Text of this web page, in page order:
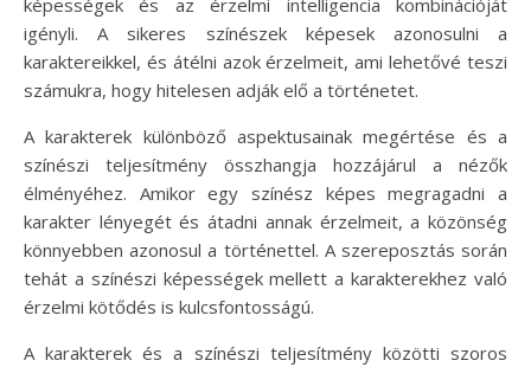
igényli. A sikeres színészek képesek azonosulni a
karaktereikkel, és átélni azok érzelmeit, ami lehetővé teszi
számukra, hogy hitelesen adják elő a történetet.
A karakterek különböző aspektusainak megértése és a
színészi teljesítmény összhangja hozzájárul a nézők
élményéhez. Amikor egy színész képes megragadni a
karakter lényegét és átadni annak érzelmeit, a közönség
könnyebben azonosul a történettel. A szereposztás során
tehát a színészi képességek mellett a karakterekhez való
érzelmi kötődés is kulcsfontosságú.
A karakterek és a színészi teljesítmény közötti szoros